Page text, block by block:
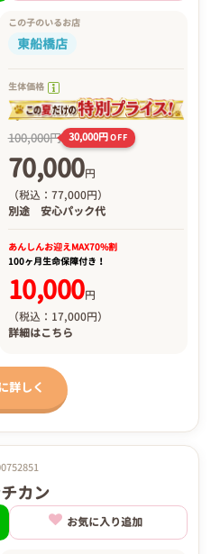
この子のいるお店
東船橋店
生体価格
100,000円 30,000円OFF
70,000円
（税込：77,000円）
別途 安心パック代
あんしんお迎えMAX70%割
100ヶ月生命保障付き！
10,000円
（税込：17,000円）
詳細はこちら
詳しく
カン
お気に入り追加